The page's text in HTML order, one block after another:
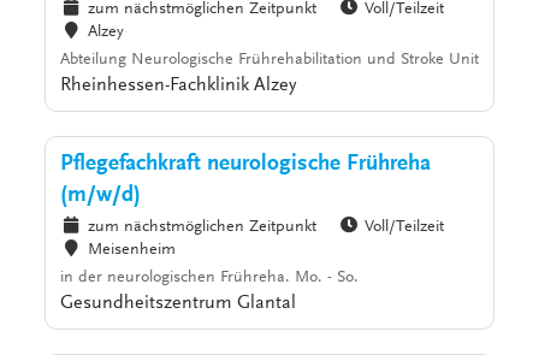
zum nächstmöglichen Zeitpunkt
Voll/Teilzeit
Alzey
Abteilung Neurologische Frührehabilitation und Stroke Unit
Rheinhessen-Fachklinik Alzey
Pflegefachkraft neurologische Frühreha
(m/w/d)
zum nächstmöglichen Zeitpunkt
Voll/Teilzeit
Meisenheim
in der neurologischen Frühreha. Mo. - So.
Gesundheitszentrum Glantal